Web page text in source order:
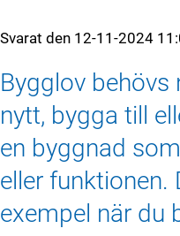
Svarat den 12-11-2024
Bygglov behövs
nytt, bygga till
en byggnad
eller funktionen.
exempel när du